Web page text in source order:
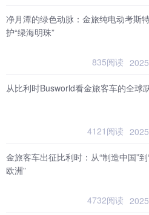
净月潭的绿色动脉：金旅纯电动考斯
护“绿海明珠”
835阅读
从比利时Busworld看金旅客车的全球
4121阅读
金旅客车出征比利时：从“制造中国”到
欧洲”
4732阅读